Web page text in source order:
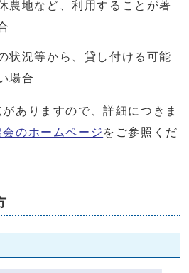
農地など、利用することが著
状況等から、貸し付ける可能
場合
ありますので、詳細につきま
のホームページ をご参照くだ